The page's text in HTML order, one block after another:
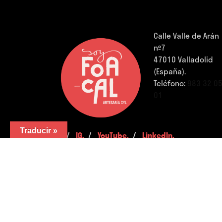
Calle Valle de Arán
nº7
47010 Valladolid
(España).
Teléfono:
FB. /IG. /YouTube. /LinkedIn.
Traducir »